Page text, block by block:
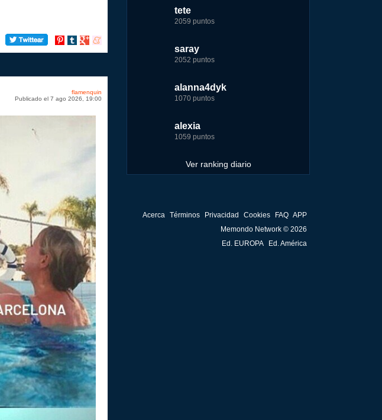
Compartir
Compartir
Compartir
Compartir
flamenquin
Publicado el 7 ago 2026, 19:00
tete
2059 puntos
saray
2052 puntos
alanna4dyk
1070 puntos
alexia
1059 puntos
Ver ranking diario
fer
7229 puntos
tete
6233 puntos
123dale
5192 puntos
saray
5183 puntos
jeremy_malpieu
15444 puntos
tete
8301 puntos
123dale
8290 puntos
fer
8283 puntos
jeremy_malpieu
263186 puntos
Baba
252929 puntos
john
244881 puntos
fer
236750 puntos
Acerca Términos Privacidad Cookies FAQ APP
Memondo Network © 2026
Ed. EUROPA
Ed. América